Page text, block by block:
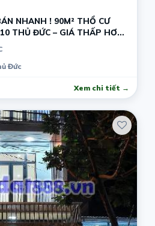
NHANH ! 90M² THỔ CƯ
THỦ ĐỨC – GIÁ THẤP HƠN
SẴN
Đức
Xem chi tiết →